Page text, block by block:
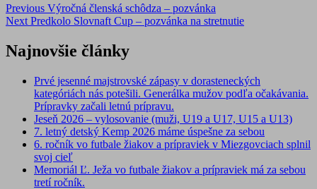
Post
navigation
Previous Výročná členská schôdza – pozvánka
Next Predkolo Slovnaft Cup – pozvánka na stretnutie
Najnovšie články
Prvé jesenné majstrovské zápasy v dorasteneckých
kategóriách nás potešili. Generálka mužov podľa očakávania.
Prípravky začali letnú prípravu.
Jeseň 2026 – vylosovanie (muži, U19 a U17, U15 a U13)
7. letný detský Kemp 2026 máme úspešne za sebou
6. ročník vo futbale žiakov a prípraviek v Miezgovciach splnil
svoj cieľ
Memoriál Ľ. Ježa vo futbale žiakov a prípraviek má za sebou
tretí ročník.